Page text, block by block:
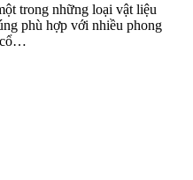
trong những loại vật liệu
phù hợp với nhiều phong
cổ…